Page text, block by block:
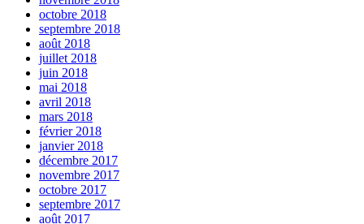
octobre 2018
septembre 2018
août 2018
juillet 2018
juin 2018
mai 2018
avril 2018
mars 2018
février 2018
janvier 2018
décembre 2017
novembre 2017
octobre 2017
septembre 2017
août 2017